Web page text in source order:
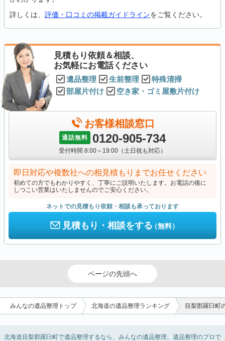
詳しくは、 評価・口コミの掲載ガイドラインをご覧ください。
見積もり依頼＆相談、
お気軽にお電話ください
遺品整理 生前整理
特殊清掃
部屋片付け
空き家・ゴミ屋敷片付け
お客様相談窓口
通話無料 0120-905-734
受付時間 8:00～19:00（土日祝も対応）
即日対応や複数社への相見積もりまでお任せください
初めての方でもわかりやすく、丁寧にご説明いたします。お電話の後に
しつこい営業はいたしませんのでご安心ください。
ネットでの見積もり依頼・相談も承っております
見積もり・相談をする（無料）
ページの先頭へ
みんなの遺品整理トップ 北海道の遺品整理ランキング 目梨郡羅臼町
北海道目梨郡羅臼町で遺品整理するなら、みんなの遺品整理。遺品整理のプロで